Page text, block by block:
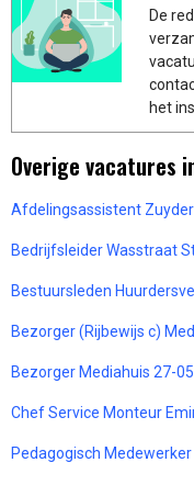
De
het
Overige vacatures
Afdelingsassistent
Bedrijfsleider Wasstraat
Bestuursleden
Bezorger (Rijbewijs c)
Bezorger Mediahuis 27-
Chef Service Monteur
Pedagogisch